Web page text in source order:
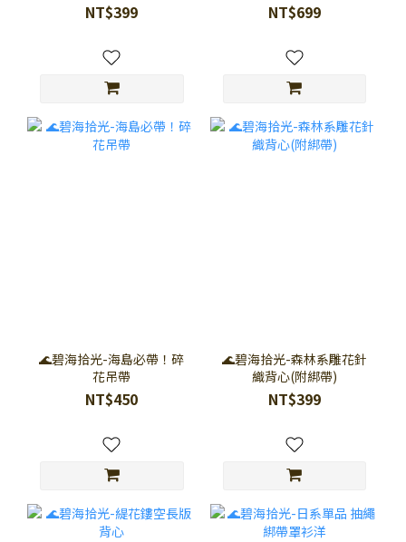
NT$399 NT$699
🌊碧海拾光-海島必帶！碎
花吊帶
NT$450
🌊碧海拾光-森林系雕花針
織背心(附綁帶)
NT$399